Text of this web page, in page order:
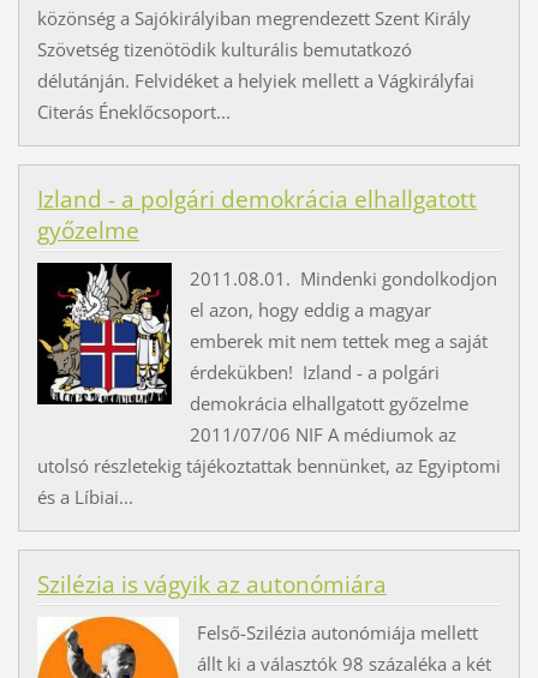
közönség a Sajókirályiban megrendezett Szent Király
Szövetség tizenötödik kulturális bemutatkozó
délutánján. Felvidéket a helyiek mellett a Vágkirályfai
Citerás Éneklőcsoport...
Izland - a polgári demokrácia elhallgatott
győzelme
2011.08.01. Mindenki gondolkodjon
el azon, hogy eddig a magyar
emberek mit nem tettek meg a saját
érdekükben! Izland - a polgári
demokrácia elhallgatott győzelme
2011/07/06 NIF A médiumok az
utolsó részletekig tájékoztattak bennünket, az Egyiptomi
és a Líbiai...
Szilézia is vágyik az autonómiára
Felső-Szilézia autonómiája mellett
állt ki a választók 98 százaléka a két